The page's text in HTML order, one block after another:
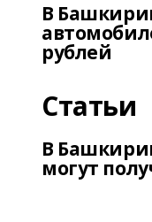
В
рублей
Статьи
В
могут